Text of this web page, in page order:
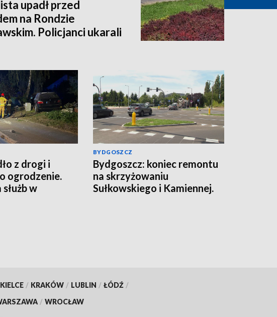
upadł przed
na Rondzie
Policjanci ukarali
z drogi i
ogrodzenie.
w
BYDGOSZCZ
Bydgoszcz: koniec remontu
na skrzyżowaniu
Sułkowskiego i Kamiennej.
KIELCE / KRAKÓW / LUBLIN / ŁÓDŹ /
/ WROCŁAW